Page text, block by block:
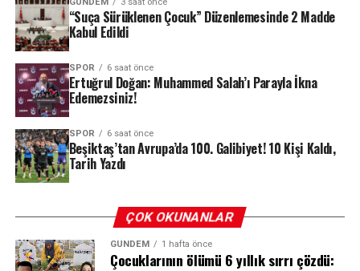
Terör Örgütleriyle Mücadelede Kararlılık
Mesajı
Toplantının en önemli gündem maddelerinden biri,
Türkiye’nin milli birlik ve beraberliğine yönelik tehditler
oldu. Kurulda, başta PKK/KCK-PYD/YPG, FETÖ ve DEAŞ
olmak üzere tüm terör örgütlerine karşı yurt içinde ve
sınır ötesinde yürütülen operasyonlar detaylı şekilde
gelişmeler ışığında terörle mücadelede izlenen strateji
hakkında kapsamlı bir brifing sunuldu.
GÜNDEM 3 saat önce
“Suça Sürüklenen Çocuk” Düzenlemesinde 2 Madde
Kabul Edildi
SPOR 6 saat önce
Ertuğrul Doğan: Muhammed Salah’ı Parayla İkna
Edemezsiniz!
SPOR 6 saat önce
Beşiktaş’tan Avrupa’da 100. Galibiyet! 10 Kişi Kaldı,
Tarih Yazdı
ÇOK OKUNANLAR
GÜNDEM 1 hafta önce
Çocuklarının ölümü 6 yıllık sırrı çözdü: